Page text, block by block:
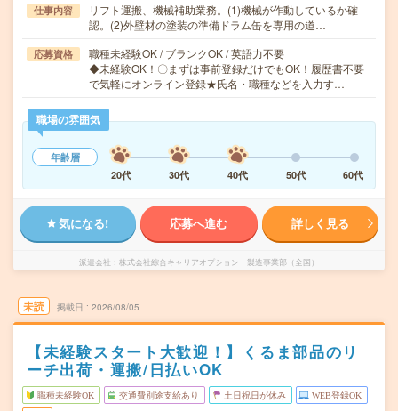
仕事内容
リフト運搬、機械補助業務。(1)機械が作動しているか確
認。(2)外壁材の塗装の準備ドラム缶を専用の道…
応募資格
職種未経験OK / ブランクOK / 英語力不要
◆未経験OK！〇まずは事前登録だけでもOK！履歴書不要
で気軽にオンライン登録★氏名・職種などを入力す…
職場の雰囲気
年齢層
20代
30代 40代 50代 60代
気になる! 応募へ進む 詳しく見る
派遣会社 株式会社綜合キャリアオプション 製造事業部（全国）
未読 掲載日 2026/08/05
【未経験スタート大歓迎！】くるま部品のリ
ーチ出荷・運搬/日払いOK
職種未経験OK 交通費別途支給あり 土日祝日が休み WEB登録OK